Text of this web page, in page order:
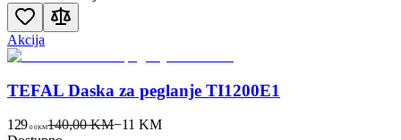
Akcija
TEFAL Daska za peglanje TI1200E1
129 00KM140,00 KM−11 KM